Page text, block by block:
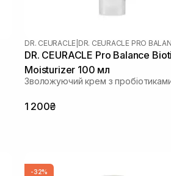
DR. CEURACLE DR. CEURACLE PRO
DR. CEURACLE Pro Balance
Moisturizer 100 мл
Зволожуючий крем з
1 200₴
-32%